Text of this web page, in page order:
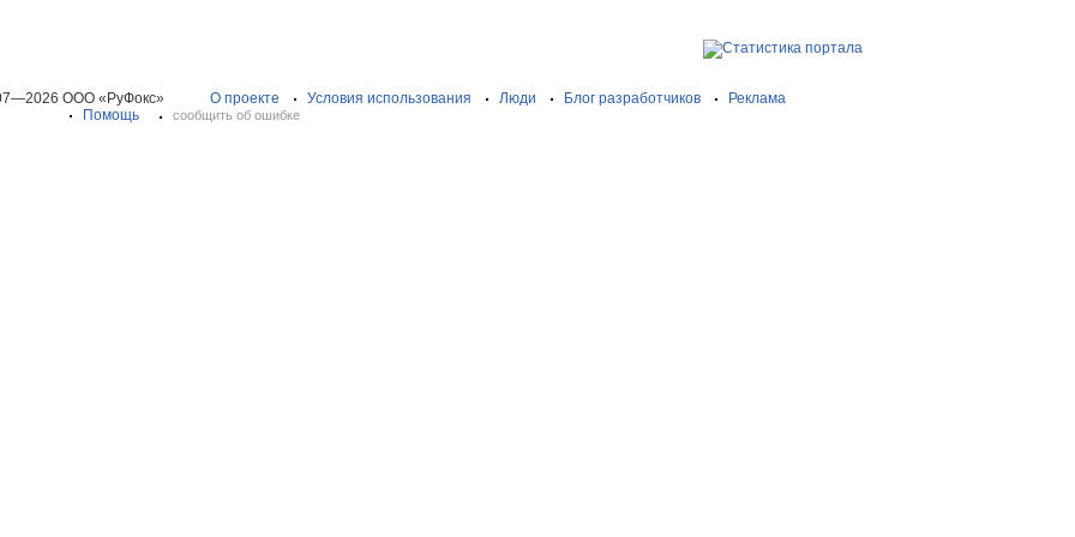
ООО «РуФокс» О проекте Условия использования Люди Блог разработчиков
Реклама
Помощь
сообщить об ошибке